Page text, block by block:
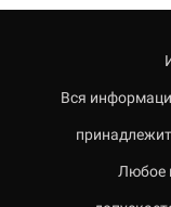
Вся
Любое